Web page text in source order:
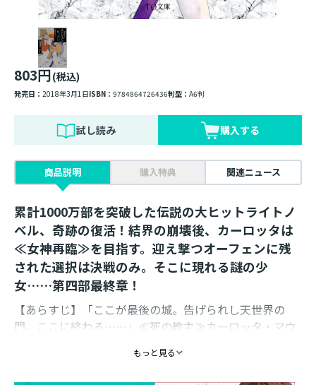
803円(税込)
発売日： 2018年3月1日ISBN： 9784864726436判型： A6判
試し読み 購入する
商品説明 購入特典 関連ニュース
累計1000万部を突破した伝説の大ヒットライトノ
ベル、奇跡の復活！結界の崩壊後、カーロッタは
≪女神再臨≫を目指す。迎え撃つオーフェンに残
された選択は決戦のみ。そこに現れる謎の少
女……第四部最終章！
【あらすじ】「ここが最後の城。告げられし天世界の
門。ここに終わる……」≪死の教主≫カーロッタ・マウ
た。≪アイルマンカー結界≫は消滅し、リベレーターの
もっと見る